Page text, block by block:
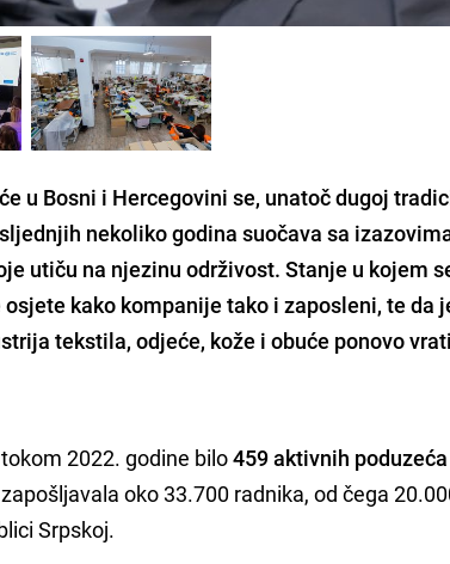
u Bosni i Hercegovini se, unatoč dugoj
nekoliko godina suočava sa
utiču na njezinu održivost. Stanje u kojem
kako kompanije tako i zaposleni, te da
tekstila, odjeće, kože i obuće ponovo
2022. godine bilo459 aktivnih
oko 33.700 radnika, od čega
Srpskoj.